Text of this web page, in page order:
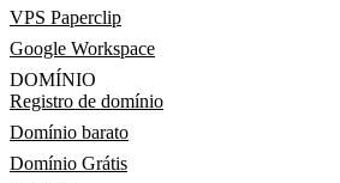
VPS Paperclip
Google Workspace
DOMÍNIO
Registro de domínio
Domínio barato
Domínio Grátis